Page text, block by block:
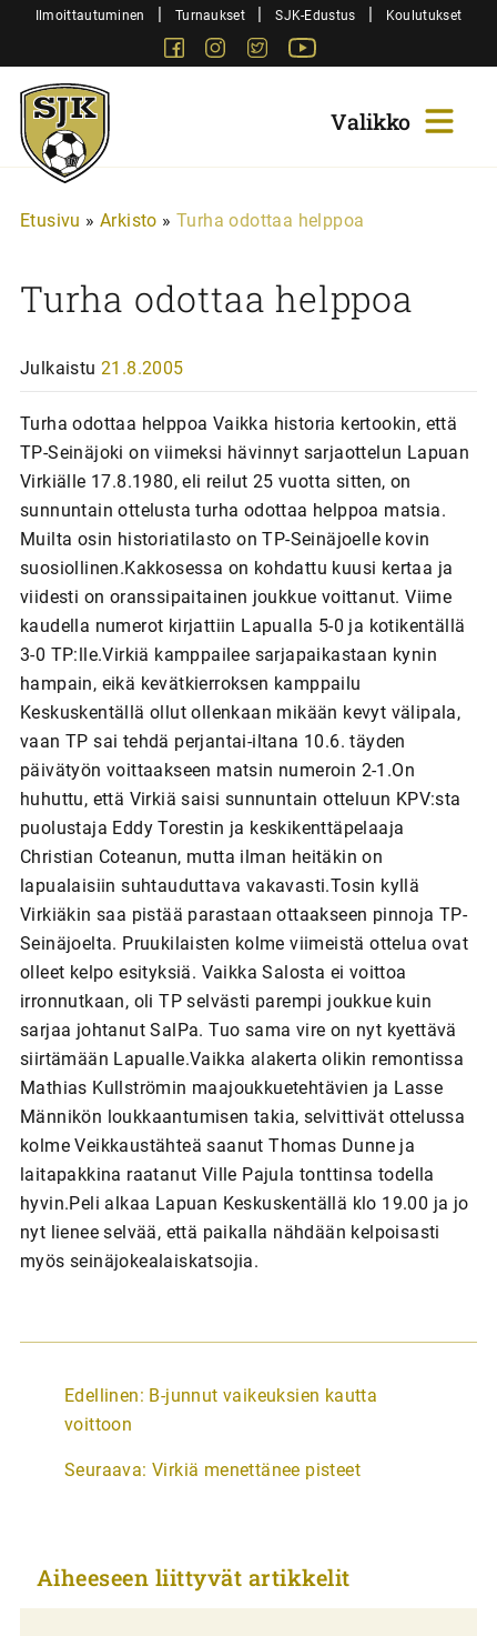
SiirryIlmoittautuminen | Turnaukset | SJK-Edustus | Koulutukset
FacebookInstagram
Twitter
Sjk-
Juniorit
Etusivu » Arkisto » Turha odottaa helppoa
Turha odottaa helppoa
Julkaistu 21.8.2005
Turha odottaa helppoa Vaikka historia kertookin, että
TP-Seinäjoki on viimeksi hävinnyt sarjaottelun Lapuan
Virkiälle 17.8.1980, eli reilut 25 vuotta sitten, on
sunnuntain ottelusta turha odottaa helppoa matsia.
Muilta osin historiatilasto on TP-Seinäjoelle kovin
suosiollinen.Kakkosessa on kohdattu kuusi kertaa ja
viidesti on oranssipaitainen joukkue voittanut. Viime
kaudella numerot kirjattiin Lapualla 5-0 ja kotikentällä
3-0 TP:lle.Virkiä kamppailee sarjapaikastaan kynin
hampain, eikä kevätkierroksen kamppailu
Keskuskentällä ollut ollenkaan mikään kevyt välipala,
vaan TP sai tehdä perjantai-iltana 10.6. täyden
päivätyön voittaakseen matsin numeroin 2-1.On
huhuttu, että Virkiä saisi sunnuntain otteluun KPV:sta
puolustaja Eddy Torestin ja keskikenttäpelaaja
Christian Coteanun, mutta ilman heitäkin on
lapualaisiin suhtauduttava vakavasti.Tosin kyllä
Virkiäkin saa pistää parastaan ottaakseen pinnoja TP-
Seinäjoelta. Pruukilaisten kolme viimeistä ottelua ovat
olleet kelpo esityksiä. Vaikka Salosta ei voittoa
irronnutkaan, oli TP selvästi parempi joukkue kuin
sarjaa johtanut SalPa. Tuo sama vire on nyt kyettävä
siirtämään Lapualle.Vaikka alakerta olikin remontissa
Mathias Kullströmin maajoukkuetehtävien ja Lasse
Männikön loukkaantumisen takia, selvittivät ottelussa
kolme Veikkaustähteä saanut Thomas Dunne ja
laitapakkina raatanut Ville Pajula tonttinsa todella
hyvin.Peli alkaa Lapuan Keskuskentällä klo 19.00 ja jo
nyt lienee selvää, että paikalla nähdään kelpoisasti
myös seinäjokealaiskatsojia.
A
r
i
e
Edellinen: B-junnut vaikeuksien kautta
voittoon
Seuraava: Virkiä menettänee pisteet
Aiheeseen liittyvät artikkelit